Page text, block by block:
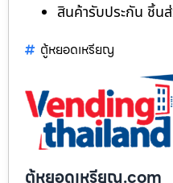
สินค้ารับประกัน ชิ้น
ตู้หยอดเหรียญ
ตู้หยอดเหรียญ.com